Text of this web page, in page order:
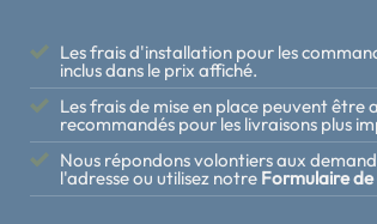
Les frais d'installation pour les
inclus dans le prix affiché.
Les frais de mise en place peuvent être
recommandés pour les livraisons plus
Nous répondons volontiers aux
l'adresse ou utilisez notre Formulaire